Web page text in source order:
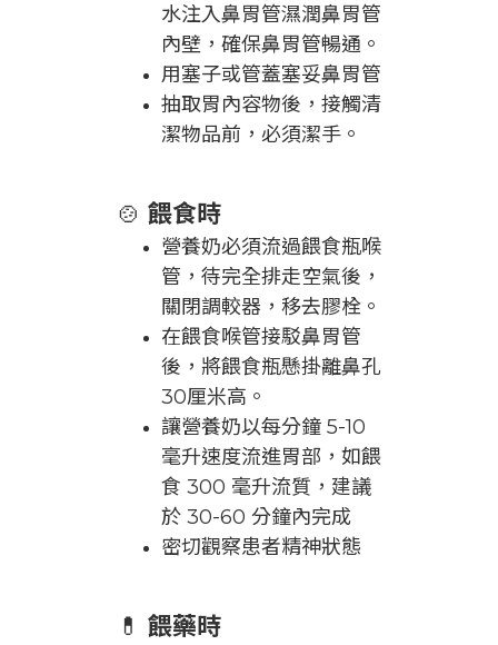
水注入鼻胃管濕潤鼻胃管
內壁，確保鼻胃管暢通。
用塞子或管蓋塞妥鼻胃管
抽取胃內容物後，接觸清
潔物品前，必須潔手。
🍲 餵食時
營養奶必須流過餵食瓶喉
管，待完全排走空氣後，
關閉調較器，移去膠栓。
在餵食喉管接駁鼻胃管
後，將餵食瓶懸掛離鼻孔
30厘米高。
讓營養奶以每分鐘 5-10
毫升速度流進胃部，如餵
食 300 毫升流質，建議
於 30-60 分鐘內完成
密切觀察患者精神狀態
💊 餵藥時